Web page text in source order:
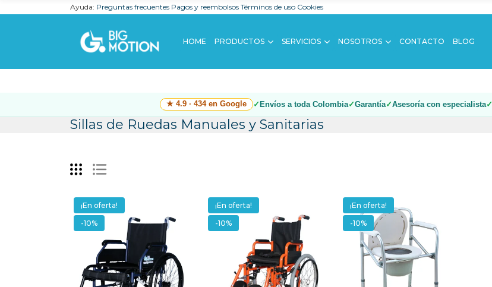
Ayuda: Preguntas frecuentes Pagos y reembolsos Términos de uso Cookies
HOME PRODUCTOS SERVICIOS NOSOTROS CONTACTO BLOG
★ 4.9 · 434 en Google Envíos a toda Colombia Garantía Asesoría con especialista
Sillas de Ruedas Manuales y Sanitarias
¡En oferta!
-10%
¡En oferta!
-10%
¡En oferta!
-10%